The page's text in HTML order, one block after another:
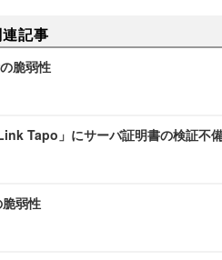
連記事
脆弱性
Tapo」にサーバ証明書の検証不
弱性